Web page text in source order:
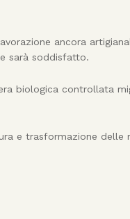
ancora
sarà soddisfatto.
biologica controllata
e trasformazione delle